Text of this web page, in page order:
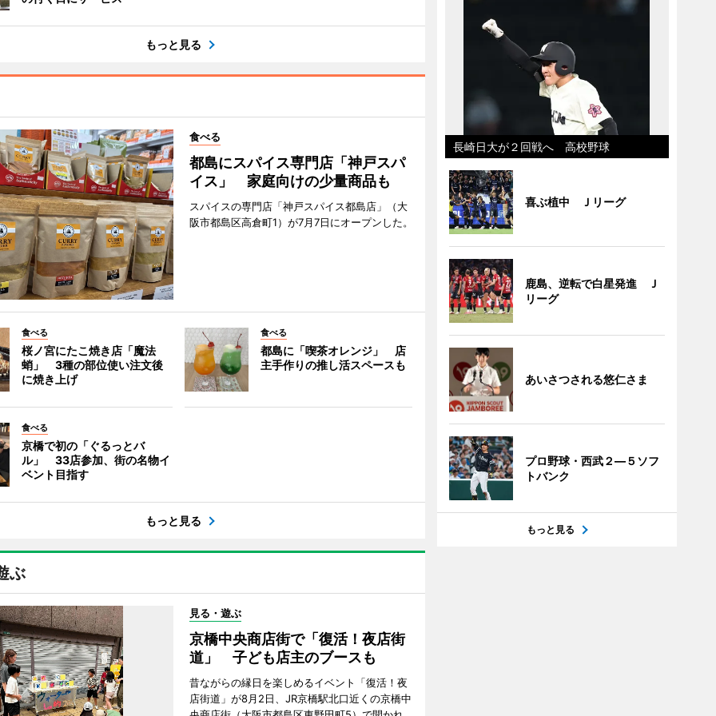
もっと見る
食べる
都島にスパイス専門店「神戸スパ
イス」 家庭向けの少量商品も
スパイスの専門店「神戸スパイス都島店」（大
阪市都島区高倉町1）が7月7日にオープンした。
食べる
桜ノ宮にたこ焼き店「魔法
蛸」 3種の部位使い注文後
に焼き上げ
食べる
都島に「喫茶オレンジ」 店
主手作りの推し活スペースも
食べる
京橋で初の「ぐるっとバ
ル」 33店参加、街の名物イ
ベント目指す
もっと見る
ぶ
見る・遊ぶ
京橋中央商店街で「復活！夜店街
道」 子ども店主のブースも
昔ながらの縁日を楽しめるイベント「復活！夜
店街道」が8月2日、JR京橋駅北口近くの京橋中
長崎日大が２回戦へ 高校野球
喜ぶ植中 Ｊリーグ
鹿島、逆転で白星発進 Ｊ
リーグ
あいさつされる悠仁さま
プロ野球・西武２―５ソフ
トバンク
もっと見る